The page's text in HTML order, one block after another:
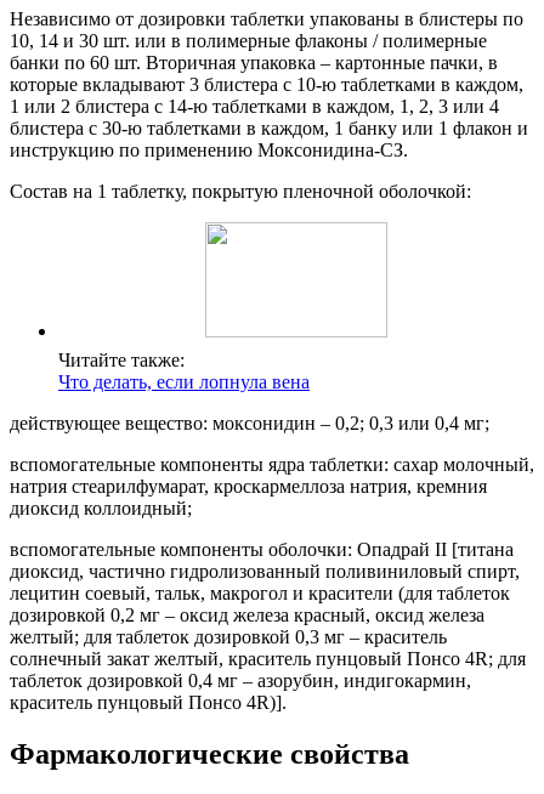
Независимо от дозировки таблетки упакованы в блистеры по
10, 14 и 30 шт. или в полимерные флаконы / полимерные
банки по 60 шт. Вторичная упаковка – картонные пачки, в
которые вкладывают 3 блистера с 10-ю таблетками в каждом,
1 или 2 блистера с 14-ю таблетками в каждом, 1, 2, 3 или 4
блистера с 30-ю таблетками в каждом, 1 банку или 1 флакон и
инструкцию по применению Моксонидина-СЗ.
Состав на 1 таблетку, покрытую пленочной оболочкой:
Читайте также:
Что делать, если лопнула вена
действующее вещество: моксонидин – 0,2; 0,3 или 0,4 мг;
вспомогательные компоненты ядра таблетки: сахар молочный,
натрия стеарилфумарат, кроскармеллоза натрия, кремния
диоксид коллоидный;
вспомогательные компоненты оболочки: Опадрай II [титана
диоксид, частично гидролизованный поливиниловый спирт,
лецитин соевый, тальк, макрогол и красители (для таблеток
дозировкой 0,2 мг – оксид железа красный, оксид железа
желтый; для таблеток дозировкой 0,3 мг – краситель
солнечный закат желтый, краситель пунцовый Понсо 4R; для
таблеток дозировкой 0,4 мг – азорубин, индигокармин,
краситель пунцовый Понсо 4R)].
Фармакологические свойства